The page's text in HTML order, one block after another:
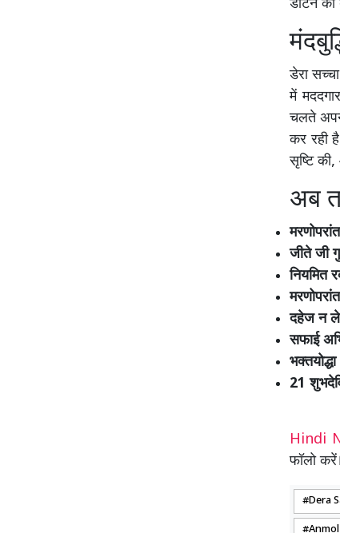
डांटने
डेरा
में
चलते
कर रही
सृष्टि
अब
जीते
दहेज न
सफाई
21
Hindi
फॉलो करें।
Dera